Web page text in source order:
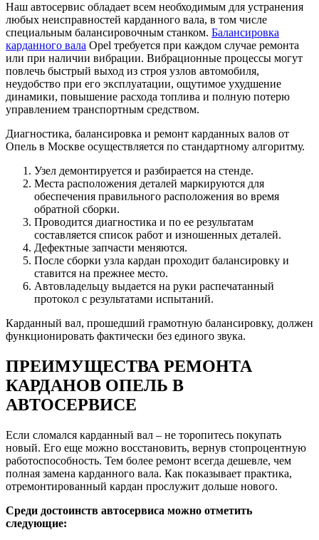
Наш автосервис обладает всем необходимым для устранения
любых неисправностей карданного вала, в том числе
специальным балансировочным станком. Балансировка
карданного вала Opel требуется при каждом случае ремонта
или при наличии вибрации. Вибрационные процессы могут
повлечь быстрый выход из строя узлов автомобиля,
неудобство при его эксплуатации, ощутимое ухудшение
динамики, повышение расхода топлива и полную потерю
управлением транспортным средством.
Диагностика, балансировка и ремонт карданных валов от
Опель в Москве осуществляется по стандартному алгоритму.
Узел демонтируется и разбирается на стенде.
Места расположения деталей маркируются для
обеспечения правильного расположения во время
обратной сборки.
Проводится диагностика и по ее результатам
составляется список работ и изношенных деталей.
Дефектные запчасти меняются.
После сборки узла кардан проходит балансировку и
ставится на прежнее место.
Автовладельцу выдается на руки распечатанный
протокол с результатами испытаний.
Карданный вал, прошедший грамотную балансировку, должен
функционировать фактически без единого звука.
ПРЕИМУЩЕСТВА РЕМОНТА
КАРДАНОВ ОПЕЛЬ В
АВТОСЕРВИСЕ
Если сломался карданный вал – не торопитесь покупать
новый. Его еще можно восстановить, вернув стопроцентную
работоспособность. Тем более ремонт всегда дешевле, чем
полная замена карданного вала. Как показывает практика,
отремонтированный кардан прослужит дольше нового.
Среди достоинств автосервиса можно отметить
следующие: